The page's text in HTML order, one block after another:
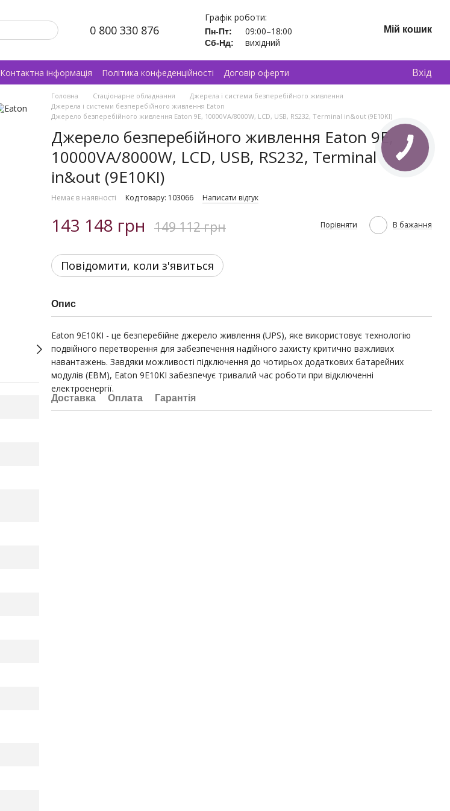
0 800 330 876
Графік роботи:
Пн-Пт: 09:00–18:00
Сб-Нд: вихідний
Мій кошик
Контактна інформація Політика конфеденційності
Договір оферти
Вхід
Головна Стаціонарне обладнання
Джерела і системи безперебійного живлення
Джерела і системи безперебійного живлення Eaton
Джерело безперебійного живлення Eaton 9E, 10000VA/8000W, LCD, USB, RS232, Terminal in&out (9E10KI)
Джерело безперебійного живлення Eaton 9E,
10000VA/8000W, LCD, USB, RS232, Terminal
in&out (9E10KI)
Немає в наявності Код товару: 103066 Написати відгук
143 148 грн 149 112 грн Порівняти В бажання
Повідомити, коли з'явиться
Опис
Eaton 9E10KI - це безперебійне джерело живлення (UPS), яке використовує технологію
подвійного перетворення для забезпечення надійного захисту критично важливих
навантажень. Завдяки можливості підключення до чотирьох додаткових батарейних
модулів (EBM), Eaton 9E10KI забезпечує тривалий час роботи при відключенні
електроенергії.
Доставка Оплата Гарантія